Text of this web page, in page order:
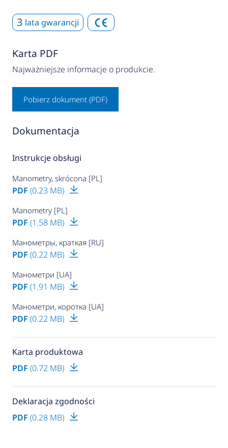
3 lata gwarancji
Karta PDF
Najważniejsze informacje o produkcie.
Pobierz dokument (PDF)
Dokumentacja
Instrukcje obsługi
Manometry, skrócona [PL]
PDF (0.23 MB)
Manometry [PL]
PDF (1.58 MB)
Манометры, краткая [RU]
PDF (0.22 MB)
Манометри [UA]
PDF (1.91 MB)
Манометри, коротка [UA]
PDF (0.22 MB)
Karta produktowa
PDF (0.72 MB)
Deklaracja zgodności
PDF (0.28 MB)